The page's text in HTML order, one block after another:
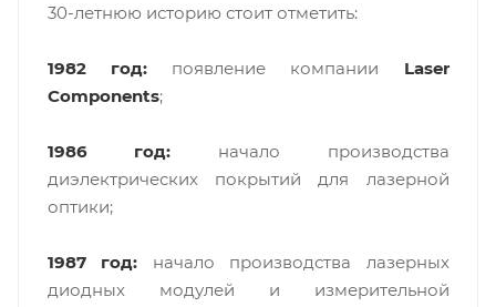
30-летнюю историю стоит отметить:
1982 год:появление компании Laser
Components;
1986 год: начало производства
диэлектрических покрытий для лазерной
оптики;
1987 год: начало производства лазерных
диодных модулей и измерительной